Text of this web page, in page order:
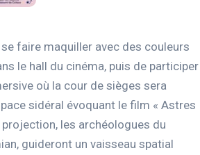
faire maquiller avec des couleurs
le hall du cinéma, puis de participer
où la cour de sièges sera
sidéral évoquant le film « Astres
les archéologues du
guideront un vaisseau spatial